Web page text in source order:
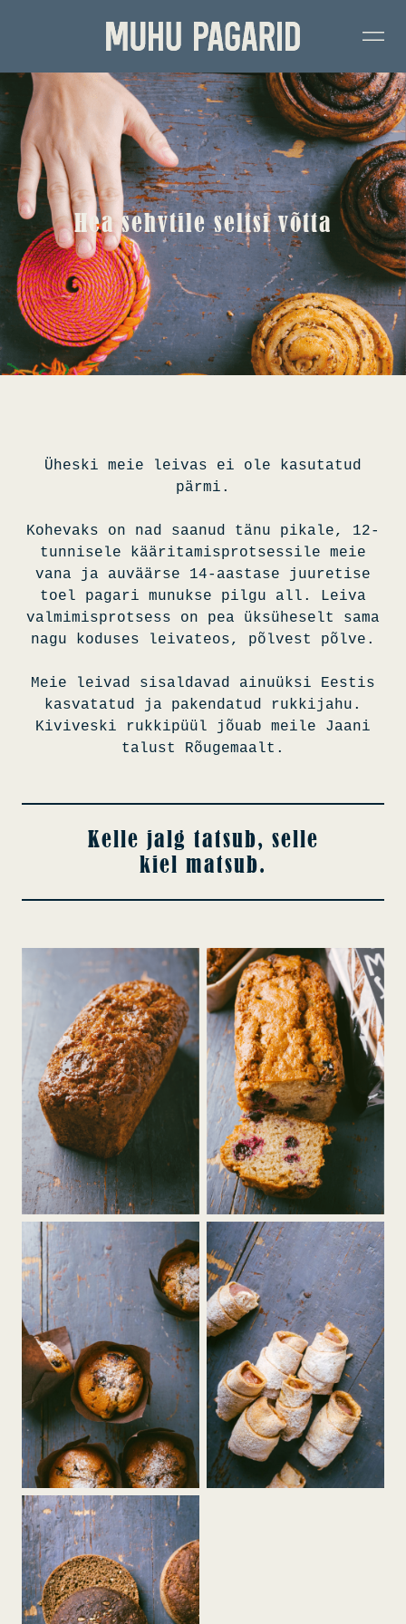
Hea sehvtile seltsi võtta
Üheski meie leivas ei ole kasutatud
pärmi.
Kohevaks on nad saanud tänu pikale, 12-
tunnisele kääritamisprotsessile meie
vana ja auväärse 14-aastase juuretise
toel pagari munukse pilgu all. Leiva
valmimisprotsess on pea üksüheselt sama
nagu koduses leivateos, põlvest põlve.
Meie leivad sisaldavad ainuüksi Eestis
kasvatatud ja pakendatud rukkijahu.
Kiviveski rukkipüül jõuab meile Jaani
talust Rõugemaalt.
Kelle jalg tatsub, selle
kiel matsub.